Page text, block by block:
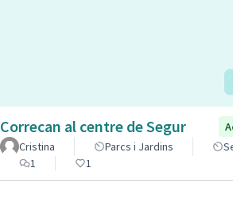
Correcan al centre de Segur
Cristina
Parcs i Jardins
1
1